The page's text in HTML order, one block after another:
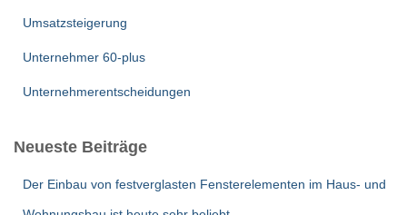
Umsatzsteigerung
Unternehmer 60-plus
Unternehmerentscheidungen
Neueste Beiträge
Der Einbau von festverglasten Fensterelementen im Haus- und